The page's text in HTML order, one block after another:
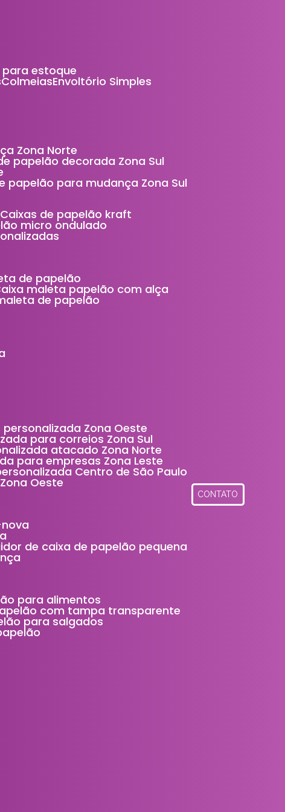
para estoque
Colmeias Envoltório Simples
Zona Norte
de papelão decorada Zona Sul
papelão para mudança Zona Sul
Caixas de papelão kraft
micro ondulado
de papelão
Caixa maleta papelão com alça
maleta de papelão
personalizada Zona Oeste
para correios Zona Sul
atacado Zona Norte
para empresas Zona Leste
Centro de São Paulo
Oeste
de caixa de papelão pequena
para alimentos
com tampa transparente
para salgados
CONTATO